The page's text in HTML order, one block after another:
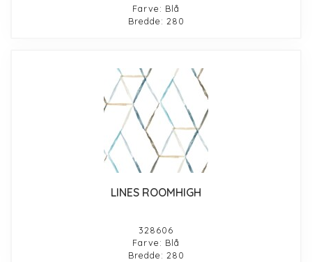
Farve: Blå
Bredde: 280
LINES ROOMHIGH
328606
Farve: Blå
Bredde: 280